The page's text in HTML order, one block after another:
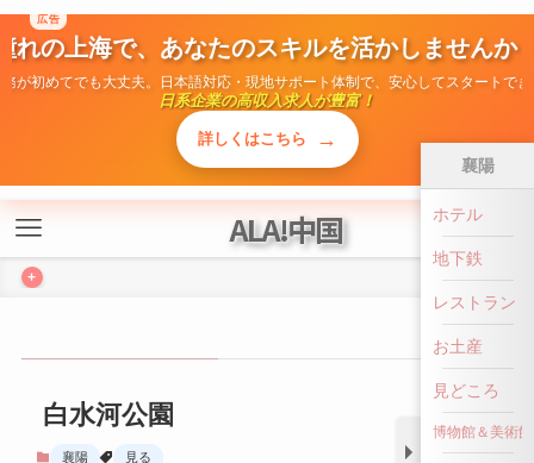
れの上海で、あなたのスキルを活かしませんか
日系企業の高収入求人が豊富！
詳しくはこちら
ALA!中国
+
白水河公園
襄陽
ホテル
地下鉄
レストラン
お土産
見どころ
博物館＆美術館